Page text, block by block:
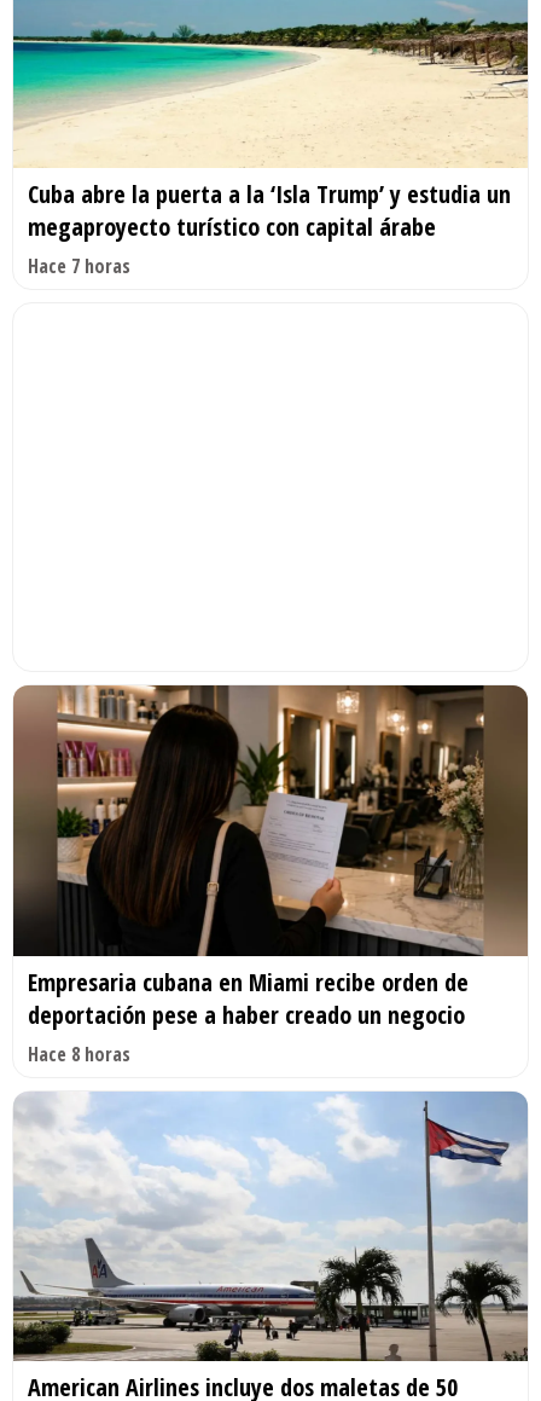
Cuba abre la puerta a la ‘Isla Trump’ y estudia un
megaproyecto turístico con capital árabe
Hace 7 horas
Empresaria cubana en Miami recibe orden de
deportación pese a haber creado un negocio
Hace 8 horas
American Airlines incluye dos maletas de 50